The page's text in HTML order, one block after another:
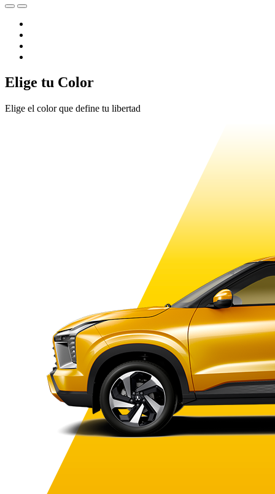
Elige tu Color
Elige el color que define tu libertad